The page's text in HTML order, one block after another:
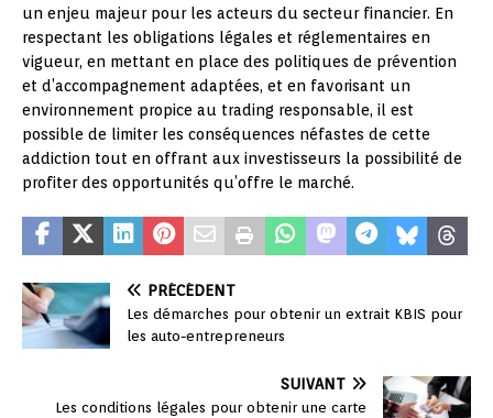
un enjeu majeur pour les acteurs du secteur financier. En
respectant les obligations légales et réglementaires en
vigueur, en mettant en place des politiques de prévention
et d’accompagnement adaptées, et en favorisant un
environnement propice au trading responsable, il est
possible de limiter les conséquences néfastes de cette
addiction tout en offrant aux investisseurs la possibilité de
profiter des opportunités qu’offre le marché.
PRÉCÉDENT
Les démarches pour obtenir un extrait KBIS pour
les auto-entrepreneurs
SUIVANT
Les conditions légales pour obtenir une carte